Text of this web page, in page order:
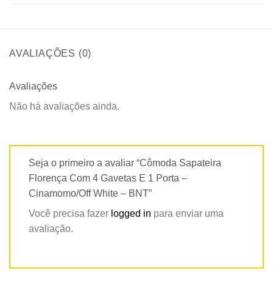
AVALIAÇÕES (0)
Avaliações
Não há avaliações ainda.
Seja o primeiro a avaliar “Cômoda Sapateira
Florença Com 4 Gavetas E 1 Porta –
Cinamomo/Off White – BNT”
Você precisa fazer logged in para enviar uma
avaliação.